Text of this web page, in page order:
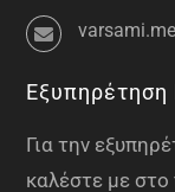
Για την
καλέστε με